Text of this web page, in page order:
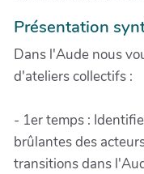
Présentation
Dans l'Aude nous
d'ateliers collectifs :
- 1er temps :
brûlantes des
transitions dans